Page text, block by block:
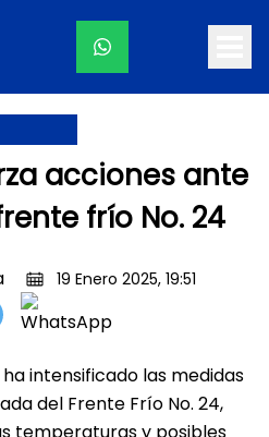
acciones ante
frío No. 24
19 Enero 2025, 19:51
intensificado las medidas
del Frente Frío No. 24,